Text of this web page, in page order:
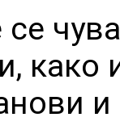
се
како